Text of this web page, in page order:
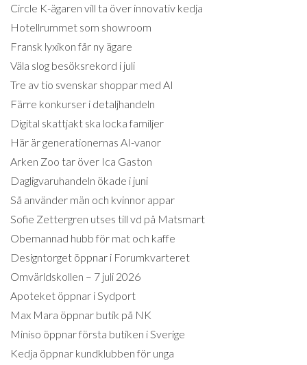
Circle K-ägaren vill ta över innovativ kedja
Hotellrummet som showroom
Fransk lyxikon får ny ägare
Väla slog besöksrekord i juli
Tre av tio svenskar shoppar med AI
Färre konkurser i detaljhandeln
Digital skattjakt ska locka familjer
Här är generationernas AI-vanor
Arken Zoo tar över Ica Gaston
Dagligvaruhandeln ökade i juni
Så använder män och kvinnor appar
Sofie Zettergren utses till vd på Matsmart
Obemannad hubb för mat och kaffe
Designtorget öppnar i Forumkvarteret
Omvärldskollen – 7 juli 2026
Apoteket öppnar i Sydport
Max Mara öppnar butik på NK
Miniso öppnar första butiken i Sverige
Kedja öppnar kundklubben för unga